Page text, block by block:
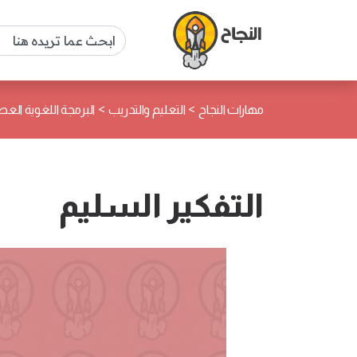
مهارات النجاح > التعليم والتدريب > البرمجة اللغوية
التفكير السليم